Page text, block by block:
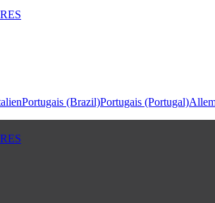
Portugais (Brazil)Portugais (Portugal)